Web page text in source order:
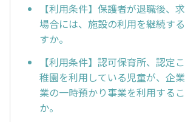
【利用条件】保護者が退職後、
場合には、施設の利用を継続す
すか。
【利用条件】認可保育所、認定
稚園を利用している児童が、企
業の一時預かり事業を利用する
か。